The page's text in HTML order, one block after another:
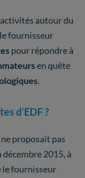
autour du
fournisseur
pour répondre à
en quête
.
d’EDF ?
ne proposait pas
décembre 2015, à
le fournisseur